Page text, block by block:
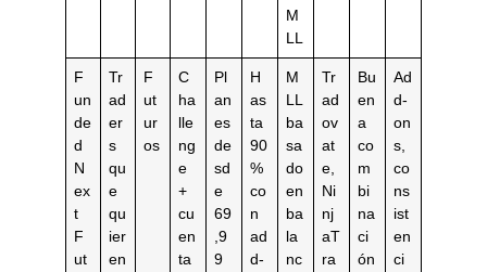
M
LL
F
un
de
d
N
ex
t
F
ut
Tr
ad
er
s
qu
e
qu
ier
en
F
ut
ur
os
C
ha
lle
ng
e
+
cu
en
ta
Pl
an
es
de
sd
e
69
,9
9
H
as
ta
90
%
co
n
ad
d-
M
LL
ba
sa
do
en
ba
la
nc
Tr
ad
ov
at
e,
Ni
nj
aT
ra
Bu
en
a
co
m
bi
na
ci
ón
Ad
d-
on
s,
co
ns
ist
en
ci